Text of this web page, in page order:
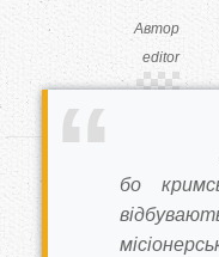
Автор
editor
бо